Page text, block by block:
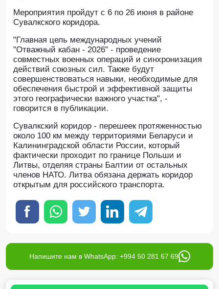
Мероприятия пройдут с 6 по 26 июня в районе
Сувалкского коридора.
"Главная цель международных учений
"Отважный кабан - 2026" - проведение
совместных военных операций и синхронизация
действий союзных сил. Также будут
совершенствоваться навыки, необходимые для
обеспечения быстрой и эффективной защиты
этого географически важного участка", -
говорится в публикации.
Сувалкский коридор - перешеек протяженностью
около 100 км между территориями Беларуси и
Калининградской области России, который
фактически проходит по границе Польши и
Литвы, отделяя страны Балтии от остальных
членов НАТО. Литва обязана держать коридор
открытым для российского транспорта.
Напишите нам в WhatsApp: +994 50 281 67 69